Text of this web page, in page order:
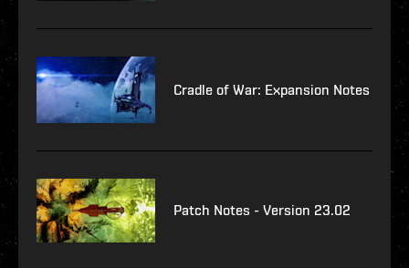
Cradle of War: Expansion Notes
Patch Notes - Version 23.02